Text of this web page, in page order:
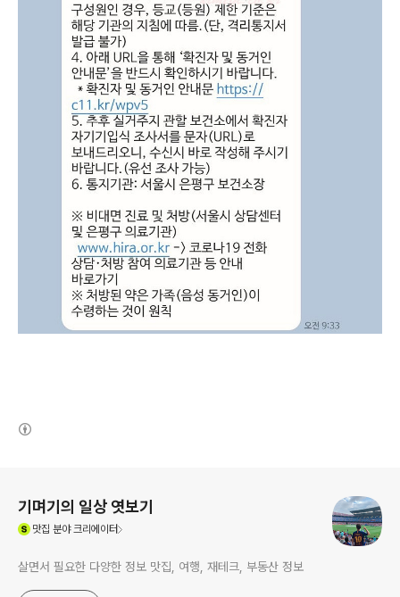
기며기의 일상 엿보기
맛집 분야 크리에이터
살면서 필요한 다양한 정보 맛집, 여행, 재테크, 부동산 정보